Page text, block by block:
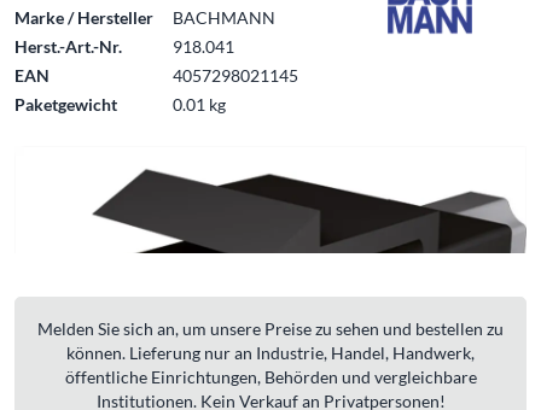
Marke / Hersteller
BACHMANN
Herst.-Art.-Nr.
918.041
EAN
4057298021145
Paketgewicht
0.01 kg
Melden Sie sich an, um unsere Preise zu sehen und bestellen zu
können. Lieferung nur an Industrie, Handel, Handwerk,
öffentliche Einrichtungen, Behörden und vergleichbare
Institutionen. Kein Verkauf an Privatpersonen!